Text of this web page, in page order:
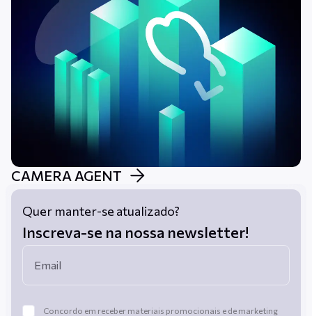
CAMERA AGENT
Quer manter-se atualizado?
Inscreva-se na nossa newsletter!
Concordo em receber materiais promocionais e de marketing